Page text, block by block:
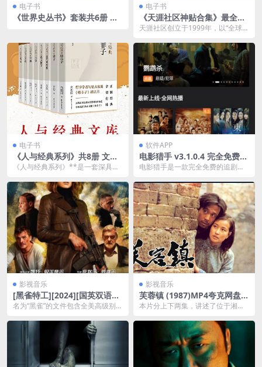
电子书
《世界史丛书》套装共6册 世
电子书
《天涯社区神贴合集》最全整
理999篇 17GB
天涯社区创立于1999年，以“全球华
具影响力的全...
电子书
《人与经典系列》共8册 文化
自信 回归中华道统[pdf]
《人与经典系列》**是一套深具思
经典作品和哲学思想...
软件APP
电影猎手 v3.1.0.4 完全免费的
追剧软件，去广告版
电影猎手是一款完全免费的追剧软
件内置丰富电影、电视...
影视音乐
[黑雀特工][2024][国英双语中
字][4K-2160P][今日最新动作
名为“黑雀”的文件包含全美高级别官
重后果。随后，艾...
影视音乐
芙蓉镇 (1987)MP4夸克网盘下
载
本片分上下两集，讲述了位于湘、
称“芙蓉姐”的漂亮女...